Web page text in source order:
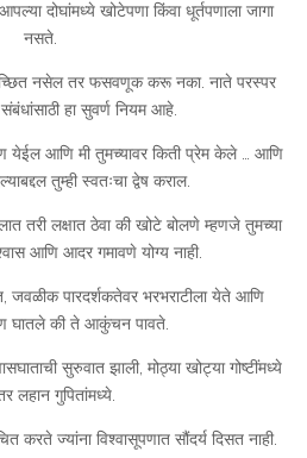
दोघांमध्ये खोटेपणा किंवा धूर्तपणाला जागा
नसते.
नसेल तर फसवणूक करू नका. नाते परस्पर
हा सुवर्ण नियम आहे.
येईल आणि मी तुमच्यावर किती प्रेम केले … आणि
तुम्ही स्वतःचा द्वेष कराल.
तरी लक्षात ठेवा की खोटे बोलणे म्हणजे तुमच्या
आणि आदर गमावणे योग्य नाही.
जवळीक पारदर्शकतेवर भरभराटीला येते आणि
घातले की ते आकुंचन पावते.
सुरुवात झाली, मोठ्या खोट्या गोष्टींमध्ये
लहान गुपितांमध्ये.
करते ज्यांना विश्वासूपणात सौंदर्य दिसत नाही.